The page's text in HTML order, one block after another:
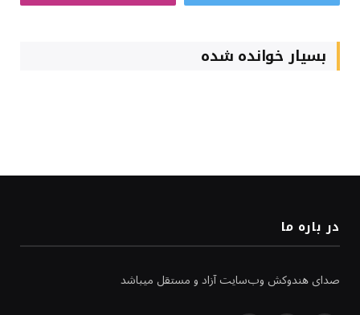
بسیار خوانده شده
در باره ما
صدای هندوکش وب‌سایت آزاد و مستقل میباشد